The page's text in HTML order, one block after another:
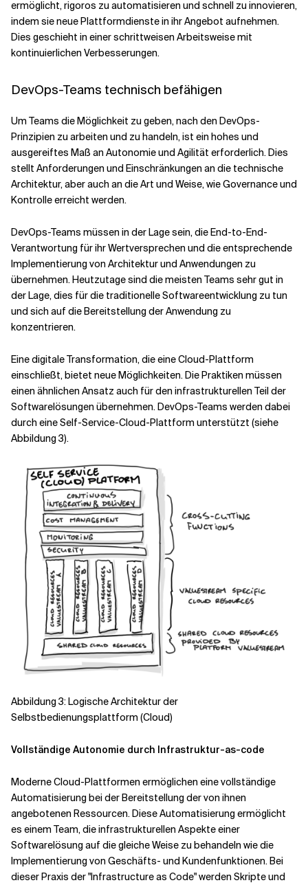
ermöglicht, rigoros zu automatisieren und schnell zu innovieren,
indem sie neue Plattformdienste in ihr Angebot aufnehmen.
Dies geschieht in einer schrittweisen Arbeitsweise mit
kontinuierlichen Verbesserungen.
DevOps-Teams technisch befähigen
Um Teams die Möglichkeit zu geben, nach den DevOps-
Prinzipien zu arbeiten und zu handeln, ist ein hohes und
ausgereiftes Maß an Autonomie und Agilität erforderlich. Dies
stellt Anforderungen und Einschränkungen an die technische
Architektur, aber auch an die Art und Weise, wie Governance und
Kontrolle erreicht werden.
DevOps-Teams müssen in der Lage sein, die End-to-End-
Verantwortung für ihr Wertversprechen und die entsprechende
Implementierung von Architektur und Anwendungen zu
übernehmen. Heutzutage sind die meisten Teams sehr gut in
der Lage, dies für die traditionelle Softwareentwicklung zu tun
und sich auf die Bereitstellung der Anwendung zu
konzentrieren.
Eine digitale Transformation, die eine Cloud-Plattform
einschließt, bietet neue Möglichkeiten. Die Praktiken müssen
einen ähnlichen Ansatz auch für den infrastrukturellen Teil der
Softwarelösungen übernehmen. DevOps-Teams werden dabei
durch eine Self-Service-Cloud-Plattform unterstützt (siehe
Abbildung 3).
Abbildung 3: Logische Architektur der
Selbstbedienungsplattform (Cloud)
Vollständige Autonomie durch Infrastruktur-as-code
Moderne Cloud-Plattformen ermöglichen eine vollständige
Automatisierung bei der Bereitstellung der von ihnen
angebotenen Ressourcen. Diese Automatisierung ermöglicht
es einem Team, die infrastrukturellen Aspekte einer
Softwarelösung auf die gleiche Weise zu behandeln wie die
Implementierung von Geschäfts- und Kundenfunktionen. Bei
dieser Praxis der "Infrastructure as Code" werden Skripte und